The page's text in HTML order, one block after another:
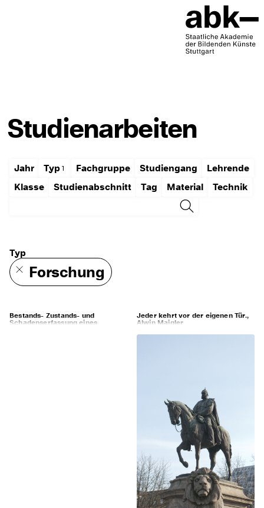
Studienarbeiten
Jahr Typ Fachgruppe Studiengang
Lehrende
Klasse
Studienabschnitt Tag Material Technik
Typ
Forschung
Bestands- Zustands- und
Schadenserfassung eines
Jeder kehrt vor der eigenen Tür.,
Alwin Maigler